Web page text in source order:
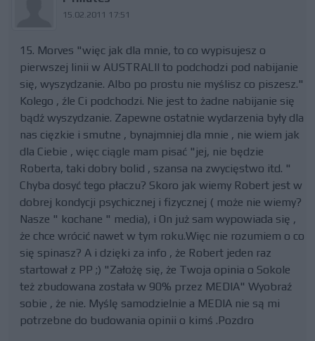
15.02.2011 17:51
15. Morves "więc jak dla mnie, to co wypisujesz o
pierwszej linii w AUSTRALII to podchodzi pod nabijanie
się, wyszydzanie. Albo po prostu nie myślisz co piszesz."
Kolego , źle Ci podchodzi. Nie jest to żadne nabijanie się
bądź wyszydzanie. Zapewne ostatnie wydarzenia były dla
nas cięzkie i smutne , bynajmniej dla mnie , nie wiem jak
dla Ciebie , więc ciągle mam pisać "jej, nie będzie
Roberta, taki dobry bolid , szansa na zwycięstwo itd. "
Chyba dosyć tego płaczu? Skoro jak wiemy Robert jest w
dobrej kondycji psychicznej i fizycznej ( może nie wiemy?
Nasze " kochane " media), i On już sam wypowiada się ,
że chce wrócić nawet w tym roku.Więc nie rozumiem o co
się spinasz? A i dzięki za info , że Robert jeden raz
startował z PP ;) "Założę się, że Twoja opinia o Sokole
też zbudowana została w 90% przez MEDIA" Wyobraź
sobie , że nie. Myślę samodzielnie a MEDIA nie są mi
potrzebne do budowania opinii o kimś .Pozdro